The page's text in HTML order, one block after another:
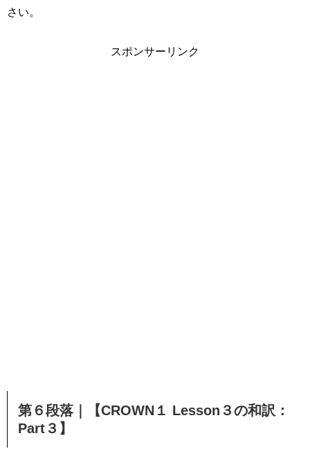
さい。
スポンサーリンク
第６段落｜【CROWN１ Lesson３の和訳：
Part３】